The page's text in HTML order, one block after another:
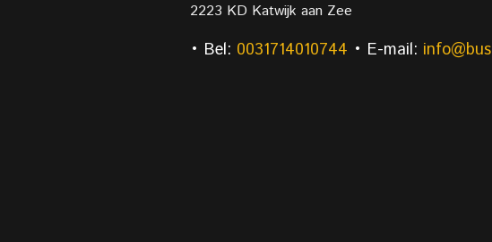
2223 KD Katwijk aan Zee
• Bel: 0031714010744 • E-mail: